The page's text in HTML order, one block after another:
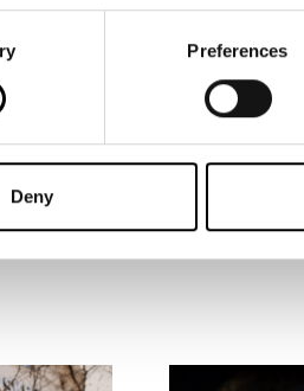
Preferences
Deny
av
för
Subtitle
sålts.
ensemblen är
fram dag för
september
släpper vi